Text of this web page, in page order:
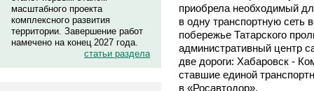
масштабного проекта
комплексного развития
территории. Завершение работ
намечено на конец 2027 года.
статьи раздела
приобрела необходимый
в одну транспортную сеть
побережье Татарского
административный центр
две дороги: Хабаровск -
ставшие единой
в «Росавтодор».